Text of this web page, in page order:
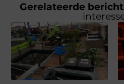
Gerelateerde